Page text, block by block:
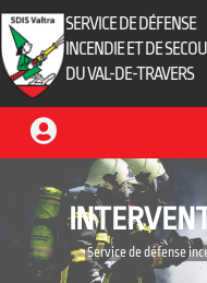
SERVICE DE DÉFENSE
INCENDIE ET DE
DU VAL-DE-TRAVERS
Service de défense